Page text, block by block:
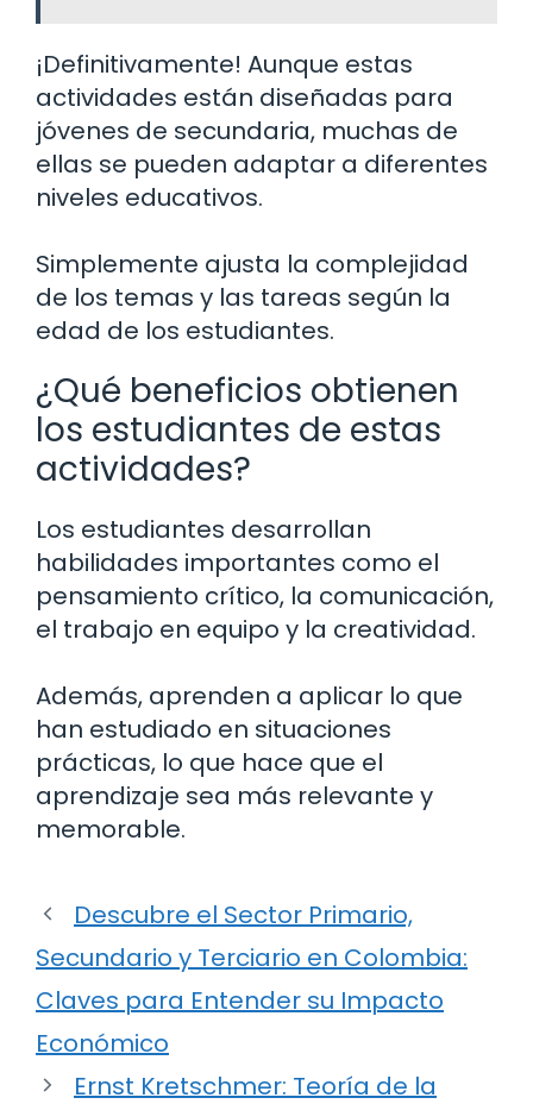
¡Definitivamente! Aunque estas
actividades están diseñadas para
jóvenes de secundaria, muchas de
ellas se pueden adaptar a diferentes
niveles educativos.
Simplemente ajusta la complejidad
de los temas y las tareas según la
edad de los estudiantes.
¿Qué beneficios obtienen
los estudiantes de estas
actividades?
Los estudiantes desarrollan
habilidades importantes como el
pensamiento crítico, la comunicación,
el trabajo en equipo y la creatividad.
Además, aprenden a aplicar lo que
han estudiado en situaciones
prácticas, lo que hace que el
aprendizaje sea más relevante y
memorable.
Descubre el Sector Primario,
Secundario y Terciario en Colombia:
Claves para Entender su Impacto
Económico
Ernst Kretschmer: Teoría de la